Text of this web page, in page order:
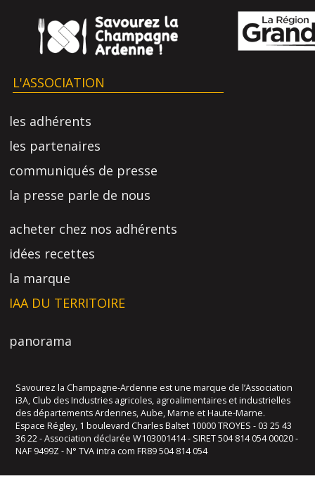
L'ASSOCIATION
les adhérents
les partenaires
communiqués de presse
la presse parle de nous
acheter chez nos adhérents
idées recettes
la marque
IAA DU TERRITOIRE
panorama
Savourez la Champagne-Ardenne est une marque de l’Association
i3A, Club des Industries agricoles, agroalimentaires et industrielles
des départements Ardennes, Aube, Marne et Haute-Marne.
Espace Régley, 1 boulevard Charles Baltet 10000 TROYES - 03 25 43
36 22 - Association déclarée W103001414 - SIRET 504 814 054 00020 -
NAF 9499Z - N° TVA intra com FR89 504 814 054